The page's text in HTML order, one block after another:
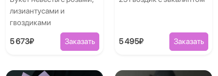
лизиантусами и
гвоздиками
5 673₽ Заказать 5 495₽ Заказать